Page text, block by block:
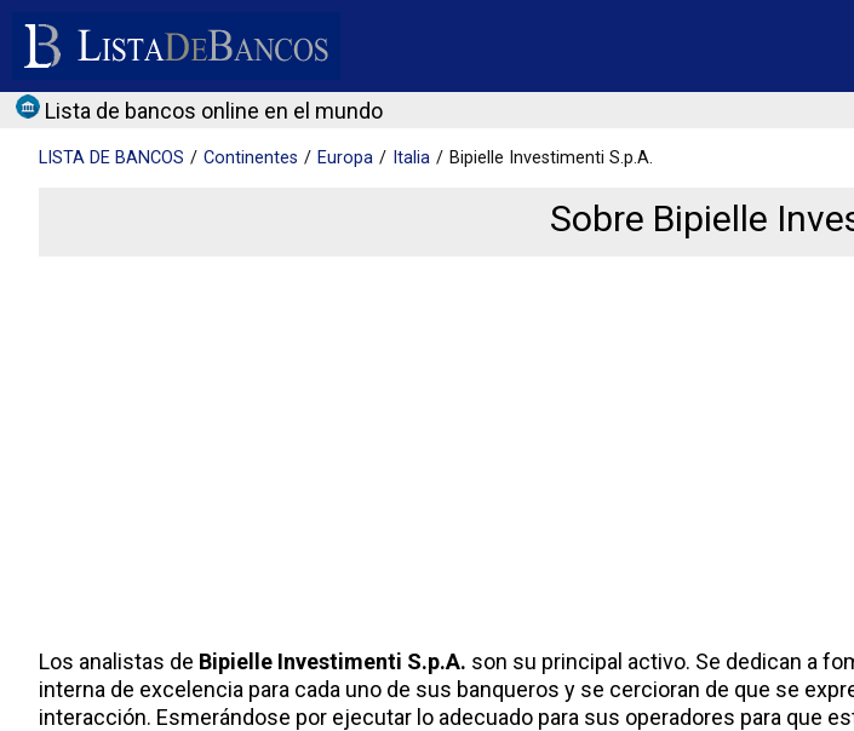
Lista de bancos online en el mundo
LISTA DE BANCOS Continentes Europa Italia Bipielle Investimenti S.p.A.
Sobre Bipielle
Los analistas de Bipielle Investimenti S.p.A. son su principal activo. Se dedican a
interna de excelencia para cada uno de sus banqueros y se cercioran de que se
interacción. Esmerándose por ejecutar lo adecuado para sus operadores para que